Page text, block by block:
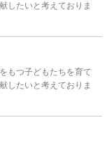
したいと考えておりま
もつ子どもたちを育て
したいと考えておりま